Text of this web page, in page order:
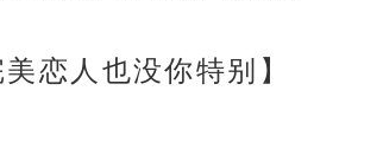
美恋人也没你特别】